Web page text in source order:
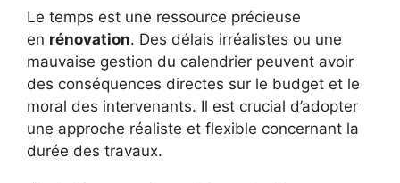
Le temps est une ressource précieuse
en rénovation. Des délais irréalistes ou une
mauvaise gestion du calendrier peuvent avoir
des conséquences directes sur le budget et le
moral des intervenants. Il est crucial d’adopter
une approche réaliste et flexible concernant la
durée des travaux.